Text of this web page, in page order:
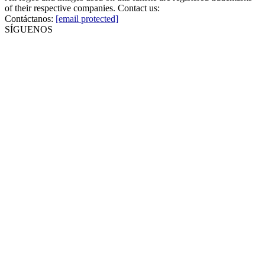
of their respective companies. Contact us:
Contáctanos: [email protected]
SÍGUENOS